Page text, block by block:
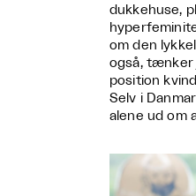
dukkehuse,
om den
også, tænker
position
Selv i
alene ud om